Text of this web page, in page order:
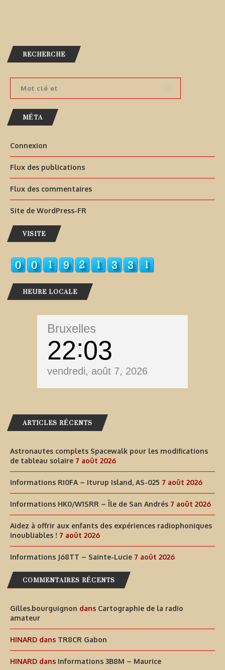
RECHERCHE
MÉTA
Connexion
Flux des publications
Flux des commentaires
Site de WordPress-FR
VISITE
HEURE LOCALE
Bruxelles
22 03
vendredi, août 7, 2026
ARTICLES RÉCENTS
Astronautes complets Spacewalk pour les modifications
de tableau solaire 7 août 2026
Informations RI0FA – Iturup Island, AS-025 7 août 2026
Informations HK0/W1SRR – Île de San Andrés 7 août 2026
Aidez à offrir aux enfants des expériences radiophoniques
inoubliables ! 7 août 2026
Informations J68TT – Sainte-Lucie 7 août 2026
COMMENTAIRES RÉCENTS
Gilles.bourguignon dans Cartographie de la radio
amateur
HINARD dans TR8CR Gabon
HINARD dans Informations 3B8M – Maurice